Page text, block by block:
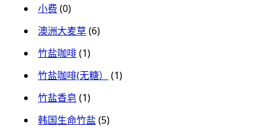
小费 (0)
澳洲大麦草(6)
竹盐咖啡(1)
竹盐咖啡(无糖）
(1)
竹盐香皂 (1)
韩国生命竹盐(5)